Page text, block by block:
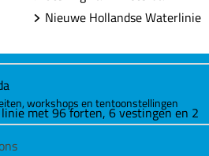
Nieuwe Hollandse Waterlinie
workshops en tentoonstellingen
met 96 forten, 6 vestingen en 2